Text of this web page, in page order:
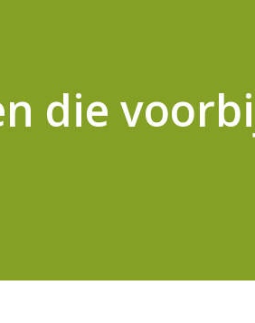
die